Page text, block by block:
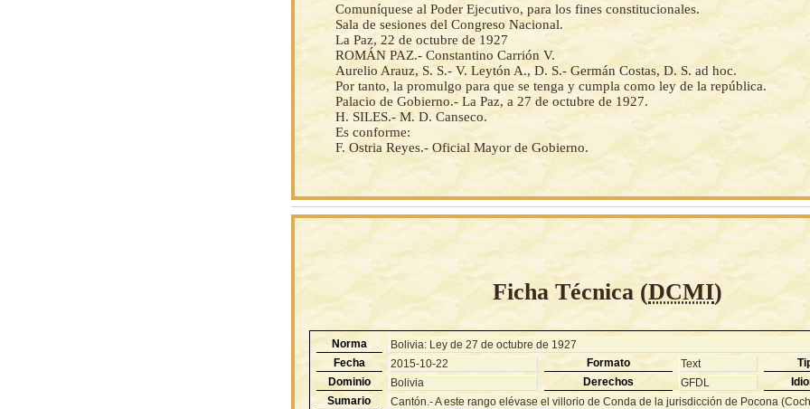
Comuníquese al Poder Ejecutivo, para los fines constitucionales.
Sala de sesiones del Congreso Nacional.
La Paz, 22 de octubre de 1927
ROMÁN PAZ.- Constantino Carrión V.
Aurelio Arauz, S. S.- V. Leytón A., D. S.- Germán Costas, D. S. ad hoc.
Por tanto, la promulgo para que se tenga y cumpla como ley de la república.
Palacio de Gobierno.- La Paz, a 27 de octubre de 1927.
H. SILES.- M. D. Canseco.
Es conforme:
F. Ostria Reyes.- Oficial Mayor de Gobierno.
Ficha Técnica (DCMI)
Norma
Bolivia: Ley de 27 de octubre de 1927
Fecha
2015-10-22 Formato Text
Dominio
Bolivia Derechos GFDL
Sumario
Cantón.- A este rango elévase el villorio de Conda de la jurisdicción de Pocona